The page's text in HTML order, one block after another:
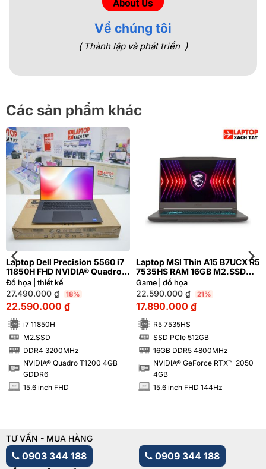
Về chúng tôi
( Thành lập và phát triển )
Các sản phẩm khác
Laptop Dell Precision 5560 i7
11850H FHD NVIDIA® Quadro
T1200 4GB | Hàng xách tay
99%
Đồ họa | thiết kế
27.490.000₫ 18%
22.590.000 ₫
i7 11850H
SSD M2.SSD
DDR4 3200MHz
NVIDIA® Quadro T1200 4GB
GDDR6
INCH 15.6 inch FHD
Laptop MSI Thin A15 B7UCX R5
7535HS RAM 16GB M2.SSD
512GB FHD 144Hz NVIDIA®
GeForce RTX™ 2050 4GB
Game | đồ họa
22.590.000₫ 21%
17.890.000 ₫
R5 7535HS
SSD SSD PCIe 512GB
16GB DDR5 4800MHz
NVIDIA® GeForce RTX™ 2050
4GB
INCH 15.6 inch FHD 144Hz
TƯ VẤN - MUA HÀNG
0903 344 188 0909 344 188